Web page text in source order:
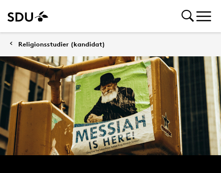
Religionsstudier (kandidat)